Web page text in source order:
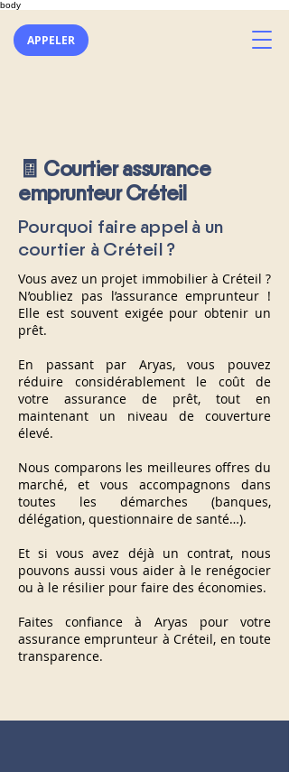
body
APPELER
🧾 Courtier assurance
emprunteur Créteil
Pourquoi faire appel à un
courtier à Créteil ?
Vous avez un projet immobilier à Créteil ?
N’oubliez pas l’assurance emprunteur !
Elle est souvent exigée pour obtenir un
prêt.
En passant par Aryas, vous pouvez
réduire considérablement le coût de
votre assurance de prêt, tout en
maintenant un niveau de couverture
élevé.
Nous comparons les meilleures offres du
marché, et vous accompagnons dans
toutes les démarches (banques,
délégation, questionnaire de santé…).
Et si vous avez déjà un contrat, nous
pouvons aussi vous aider à le renégocier
ou à le résilier pour faire des économies.
Faites confiance à Aryas pour votre
assurance emprunteur à Créteil, en toute
transparence.